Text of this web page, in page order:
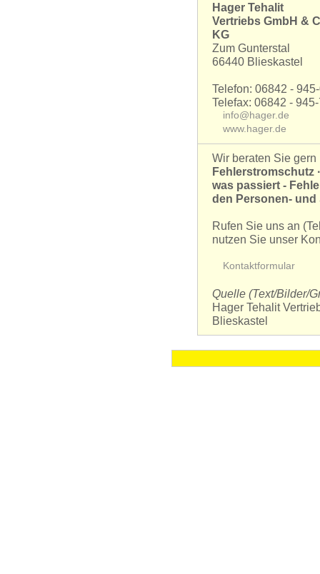
Hager Tehalit
Vertriebs GmbH &
KG
Zum Gunterstal
66440 Blieskastel
Telefon: 06842 -
Telefax: 06842 -
info@hager.de
www.hager.de
Wir beraten Sie gern
Fehler­strom­schutz
was passiert -
den Personen-
Rufen Sie uns an
nutzen Sie unser
Kontaktfor­mular
Quelle (Text/Bilder/
Hager Tehalit
Blieskastel